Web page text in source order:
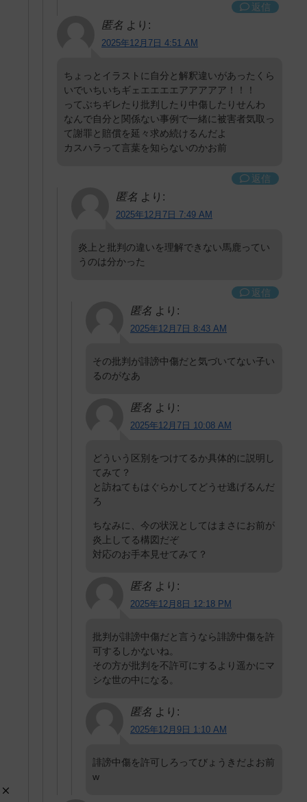
返信
匿名 より:
2025年12月7日 4:51 AM
ちょっとイラストに自分と解釈違いがあったくら
いでいちいちギェエエエエアアアアア！！！
ってぶちギレたり批判したり中傷したりせんわ
なんで自分と関係ない事例で一緒に被害者気取っ
て謝罪と賠償を延々求め続けるんだよ
カスハラって言葉を知らないのかお前
返信
匿名 より:
2025年12月7日 7:49 AM
炎上と批判の違いを理解できない馬鹿ってい
うのは分かった
返信
匿名 より:
2025年12月7日 8:43 AM
その批判が誹謗中傷だと気づいてない子い
るのがなあ
匿名 より:
2025年12月7日 10:08 AM
どういう区別をつけてるか具体的に説明し
てみて？
と訪ねてもはぐらかしてどうせ逃げるんだ
ろ
ちなみに、今の状況としてはまさにお前が
炎上してる構図だぞ
対応のお手本見せてみて？
匿名 より:
2025年12月8日 12:18 PM
批判が誹謗中傷だと言うなら誹謗中傷を許
可するしかないね。
その方が批判を不許可にするより遥かにマ
シな世の中になる。
匿名 より:
2025年12月9日 1:10 AM
誹謗中傷を許可しろってびょうきだよお前
w